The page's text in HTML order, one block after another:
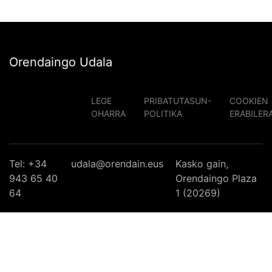
Orendaingo Udala
LEGE
OHARRA
PRIBATUTASUN-
POLITIKA
COOKIEN
Tel: +34
943 65 40
64
udala@orendain.eus
Kasko gain,
Orendaingo Plaza
1 (20269)